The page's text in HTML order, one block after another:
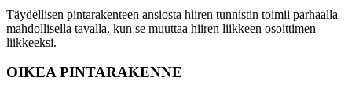
Täydellisen pintarakenteen ansiosta hiiren tunnistin toimii parhaalla
mahdollisella tavalla, kun se muuttaa hiiren liikkeen osoittimen
liikkeeksi.
OIKEA PINTARAKENNE